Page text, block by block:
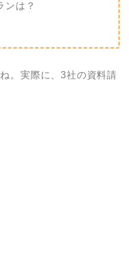
ンは？
。実際に、3社の資料請